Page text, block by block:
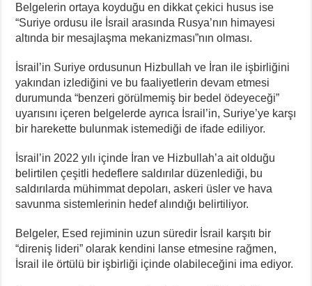
Belgelerin ortaya koyduğu en dikkat çekici husus ise
“Suriye ordusu ile İsrail arasında Rusya’nın himayesi
altında bir mesajlaşma mekanizması”nın olması.
İsrail’in Suriye ordusunun Hizbullah ve İran ile işbirliğini
yakından izlediğini ve bu faaliyetlerin devam etmesi
durumunda “benzeri görülmemiş bir bedel ödeyeceği”
uyarısını içeren belgelerde ayrıca İsrail’in, Suriye’ye karşı
bir harekette bulunmak istemediği de ifade ediliyor.
İsrail’in 2022 yılı içinde İran ve Hizbullah’a ait olduğu
belirtilen çeşitli hedeflere saldırılar düzenlediği, bu
saldırılarda mühimmat depoları, askeri üsler ve hava
savunma sistemlerinin hedef alındığı belirtiliyor.
Belgeler, Esed rejiminin uzun süredir İsrail karşıtı bir
“direniş lideri” olarak kendini lanse etmesine rağmen,
İsrail ile örtülü bir işbirliği içinde olabileceğini ima ediyor.